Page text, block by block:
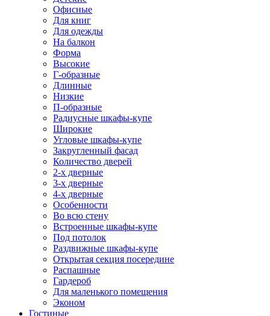
Офисные
Для книг
Для одежды
На балкон
Форма
Высокие
Г-образные
Длинные
Низкие
П-образные
Радиусные шкафы-купе
Широкие
Угловые шкафы-купе
Закругленный фасад
Количество дверей
2-х дверные
3-х дверные
4-х дверные
Особенности
Во всю стену
Встроенные шкафы-купе
Под потолок
Раздвижные шкафы-купе
Открытая секция посередине
Распашные
Гардероб
Для маленького помещения
Эконом
Гостиные